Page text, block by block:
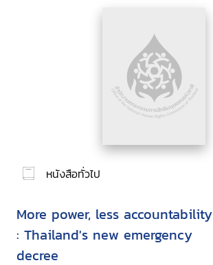
หนังสือทั่วไป
More power, less accountability
: Thailand's new emergency
decree